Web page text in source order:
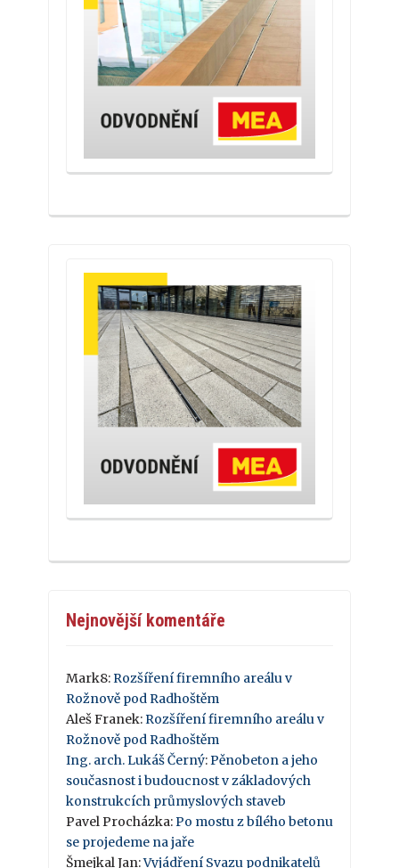
Nejnovější komentáře
Mark8: Rozšíření firemního areálu v
Rožnově pod Radhoštěm
Aleš Franek: Rozšíření firemního areálu v
Rožnově pod Radhoštěm
Ing. arch. Lukáš Černý: Pěnobeton a jeho
současnost i budoucnost v základových
konstrukcích průmyslových staveb
Pavel Procházka: Po mostu z bílého betonu
se projedeme na jaře
Šmejkal Jan:Vyjádření Svazu podnikatelů